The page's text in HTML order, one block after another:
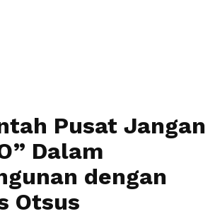
Pusat Jangan
Dalam
dengan
Otsus